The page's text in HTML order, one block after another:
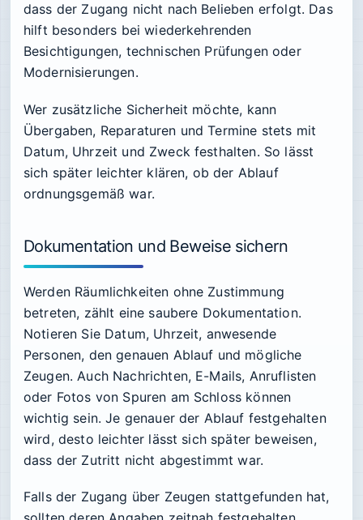
dass der Zugang nicht nach Belieben erfolgt. Das
hilft besonders bei wiederkehrenden
Besichtigungen, technischen Prüfungen oder
Modernisierungen.
Wer zusätzliche Sicherheit möchte, kann
Übergaben, Reparaturen und Termine stets mit
Datum, Uhrzeit und Zweck festhalten. So lässt
sich später leichter klären, ob der Ablauf
ordnungsgemäß war.
Dokumentation und Beweise sichern
Werden Räumlichkeiten ohne Zustimmung
betreten, zählt eine saubere Dokumentation.
Notieren Sie Datum, Uhrzeit, anwesende
Personen, den genauen Ablauf und mögliche
Zeugen. Auch Nachrichten, E-Mails, Anruflisten
oder Fotos von Spuren am Schloss können
wichtig sein. Je genauer der Ablauf festgehalten
wird, desto leichter lässt sich später beweisen,
dass der Zutritt nicht abgestimmt war.
Falls der Zugang über Zeugen stattgefunden hat,